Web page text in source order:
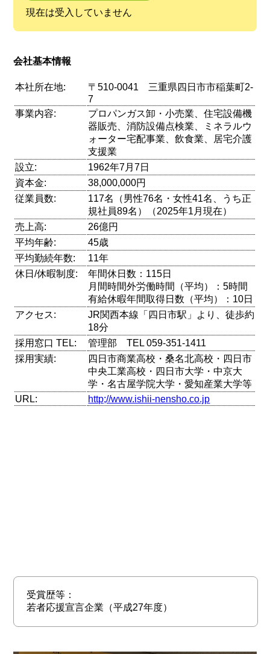
現在は受入していません
会社基本情報
本社所在地:
〒510-0041 三重県四日市市稲葉町2-
7
事業内容:
プロパンガス卸・小売業、住宅設備機
器販売、消防設備点検業、ミネラルウ
ォーター宅配事業、飲食業、居宅介護
支援業
設立:
1962年7月7日
資本金:
38,000,000円
従業員数:
117名（男性76名・女性41名、うち正
規社員89名）（2025年1月現在）
売上高:
26億円
平均年齢:
45歳
平均勤続年数:
11年
休日/休暇制度:
年間休日数：115日
月間時間外労働時間（平均）：5時間
有給休暇年間取得日数（平均）：10日
アクセス:
JR関西本線「四日市駅」より、徒歩約
18分
採用窓口 TEL:
管理部 TEL 059-351-1411
採用実績:
四日市商業高校・桑名北高校・四日市
中央工業高校・四日市大学・中京大
学・名古屋学院大学・愛知産業大学等
URL:
http;//www.ishii-nensho.co.jp
受賞歴等：
若者応援宣言企業（平成27年度）